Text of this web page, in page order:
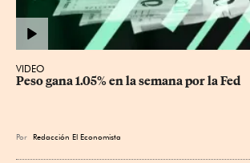
VIDEO
Peso gana 1.05% en la semana por la Fed
Por Redacción El Economista